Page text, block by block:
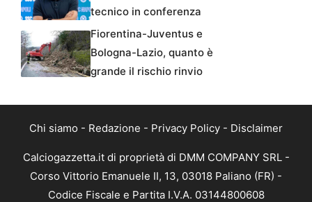
tecnico in conferenza
Fiorentina-Juventus e
Bologna-Lazio, quanto è
grande il rischio rinvio
Chi siamo - Redazione - Privacy Policy - Disclaimer
Calciogazzetta.it di proprietà di DMM COMPANY SRL -
Corso Vittorio Emanuele II, 13, 03018 Paliano (FR) -
Codice Fiscale e Partita I.V.A. 03144800608